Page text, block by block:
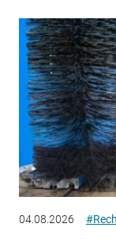
04.08.2026